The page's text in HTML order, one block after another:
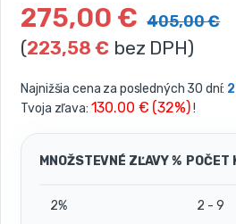
275,00 € 405,00€
(223,58€ bez DPH)
Najnižšia cena za posledných 30 dní:
Tvoja zľava: 130.00 € (32%)!
MNOŽSTEVNÉ ZĽAVY % POČET
2% 2 - 9